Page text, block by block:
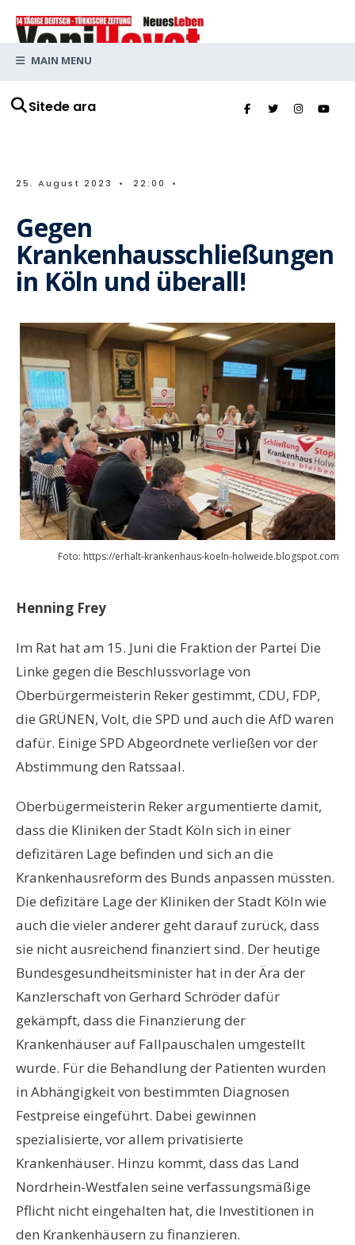
Sitede ara
MAIN MENU
25. August 2023 • 22:00 •
Gegen
Krankenhausschließungen
in Köln und überall!
Foto: https://erhalt-krankenhaus-koeln-holweide.blogspot.com
Henning Frey
Im Rat hat am 15. Juni die Fraktion der Partei Die
Linke gegen die Beschlussvorlage von
Oberbürgermeisterin Reker gestimmt, CDU, FDP,
die GRÜNEN, Volt, die SPD und auch die AfD waren
dafür. Einige SPD Abgeordnete verließen vor der
Abstimmung den Ratssaal.
Oberbügermeisterin Reker argumentierte damit,
dass die Kliniken der Stadt Köln sich in einer
defizitären Lage befinden und sich an die
Krankenhausreform des Bunds anpassen müssten.
Die defizitäre Lage der Kliniken der Stadt Köln wie
auch die vieler anderer geht darauf zurück, dass
sie nicht ausreichend finanziert sind. Der heutige
Bundesgesundheitsminister hat in der Ära der
Kanzlerschaft von Gerhard Schröder dafür
gekämpft, dass die Finanzierung der
Krankenhäuser auf Fallpauschalen umgestellt
wurde. Für die Behandlung der Patienten wurden
in Abhängigkeit von bestimmten Diagnosen
Festpreise eingeführt. Dabei gewinnen
spezialisierte, vor allem privatisierte
Krankenhäuser. Hinzu kommt, dass das Land
Nordrhein-Westfalen seine verfassungsmäßige
Pflicht nicht eingehalten hat, die Investitionen in
den Krankenhäusern zu finanzieren.